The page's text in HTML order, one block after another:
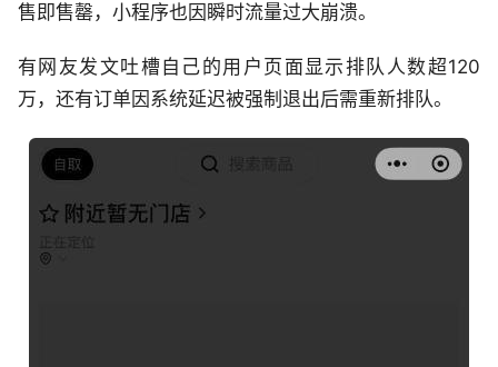
售即售罄，小程序也因瞬时流量过大崩溃。
有网友发文吐槽自己的用户页面显示排队人数超120
万，还有订单因系统延迟被强制退出后需重新排队。